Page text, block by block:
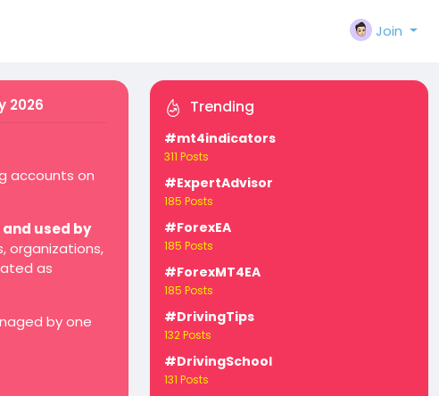
Join
2026
accounts on
used by
organizations,
as
by one
Trending
#mt4indicators
311 Posts
#ExpertAdvisor
185 Posts
#ForexEA
185 Posts
#ForexMT4EA
185 Posts
#DrivingTips
132 Posts
#DrivingSchool
131 Posts